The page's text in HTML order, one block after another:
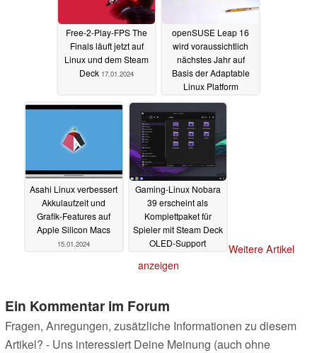
Free-2-Play-FPS The
Finals läuft jetzt auf
Linux und dem Steam
Deck 17.01.2024
openSUSE Leap 16
wird voraussichtlich
nächstes Jahr auf
Basis der Adaptable
Linux Platform
15.01.2024
Asahi Linux verbessert
Akkulaufzeit und
Grafik-Features auf
Apple Silicon Macs
15.01.2024
Gaming-Linux Nobara
39 erscheint als
Komplettpaket für
Spieler mit Steam Deck
OLED-Support
Weitere Artikel
anzeigen
Ein Kommentar im Forum
Fragen, Anregungen, zusätzliche Informationen zu diesem
Artikel? - Uns interessiert Deine Meinung (auch ohne